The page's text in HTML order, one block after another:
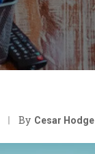
By Cesar Hodge